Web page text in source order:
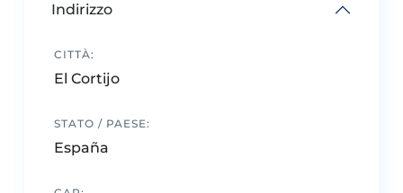
Indirizzo
CITTÀ:
El Cortijo
STATO / PAESE:
España